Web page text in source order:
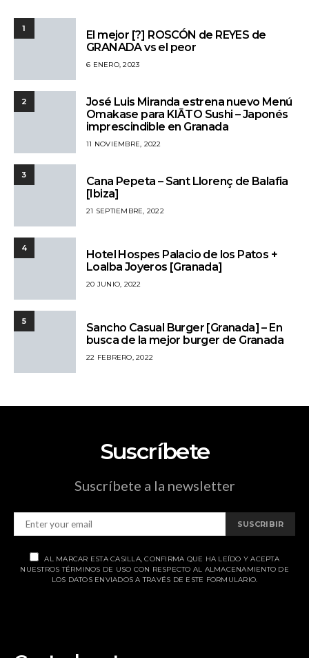
1
El mejor [?] ROSCÓN de REYES de
GRANADA vs el peor
6 ENERO, 2023
2
José Luis Miranda estrena nuevo Menú
Omakase para KIĀTO Sushi – Japonés
imprescindible en Granada
11 NOVIEMBRE, 2022
3
Cana Pepeta – Sant Llorenç de Balafia
[Ibiza]
21 SEPTIEMBRE, 2022
4
Hotel Hospes Palacio de los Patos +
Loalba Joyeros [Granada]
20 JUNIO, 2022
5
Sancho Casual Burger [Granada] – En
busca de la mejor burger de Granada
22 FEBRERO, 2022
Suscríbete
Suscríbete a la newsletter
SUSCRIBIR
AL MARCAR ESTA CASILLA, CONFIRMA QUE HA LEÍDO Y ACEPTA
NUESTROS TÉRMINOS DE USO CON RESPECTO AL ALMACENAMIENTO DE
LOS DATOS ENVIADOS A TRAVÉS DE ESTE FORMULARIO.